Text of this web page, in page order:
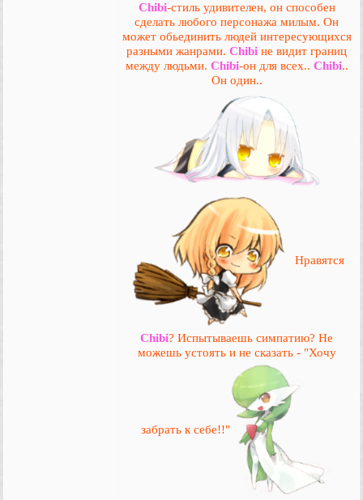
Chibi-стиль удивителен, он способен
сделать любого персонажа милым. Он
может обьединить людей интересующихся
разными жанрами. Chibi не видит границ
между людьми. Chibi-он для всех.. Chibi..
Он один..
Нравятся
Chibi? Испытываешь симпатию? Не
можешь устоять и не сказать - "Хочу
забрать к себе!!"